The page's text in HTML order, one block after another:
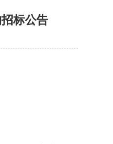
标公告